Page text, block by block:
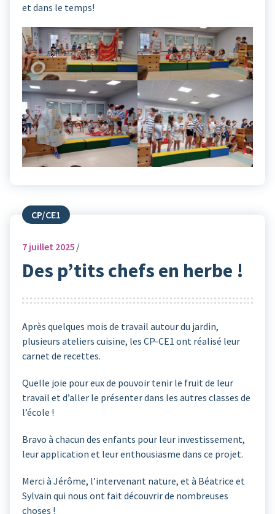
et dans le temps!
CP/CE1
7 juillet 2025
Des p’tits chefs en herbe !
Après quelques mois de travail autour du jardin,
plusieurs ateliers cuisine, les CP-CE1 ont réalisé leur
carnet de recettes.
Quelle joie pour eux de pouvoir tenir le fruit de leur
travail et d’aller le présenter dans les autres classes de
l’école !
Bravo à chacun des enfants pour leur investissement,
leur application et leur enthousiasme dans ce projet.
Merci à Jérôme, l’intervenant nature, et à Béatrice et
Sylvain qui nous ont fait découvrir de nombreuses
choses !